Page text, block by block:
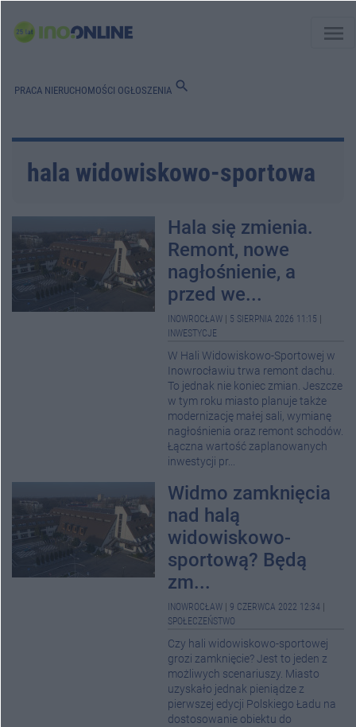
menu
PRACA NIERUCHOMOŚCI OGŁOSZENIA search
hala widowiskowo-sportowa
Hala się zmienia.
Remont, nowe
nagłośnienie, a
przed we...
INOWROCŁAW 5 SIERPNIA 2026 11:15
INWESTYCJE
W Hali Widowiskowo-Sportowej w
Inowrocławiu trwa remont dachu.
To jednak nie koniec zmian. Jeszcze
w tym roku miasto planuje także
modernizację małej sali, wymianę
nagłośnienia oraz remont schodów.
Łączna wartość zaplanowanych
inwestycji pr...
Widmo zamknięcia
nad halą
widowiskowo-
sportową? Będą
zm...
INOWROCŁAW 9 CZERWCA 2022 12:34
SPOŁECZEŃSTWO
Czy hali widowiskowo-sportowej
grozi zamknięcie? Jest to jeden z
możliwych scenariuszy. Miasto
uzyskało jednak pieniądze z
pierwszej edycji Polskiego Ładu na
dostosowanie obiektu do